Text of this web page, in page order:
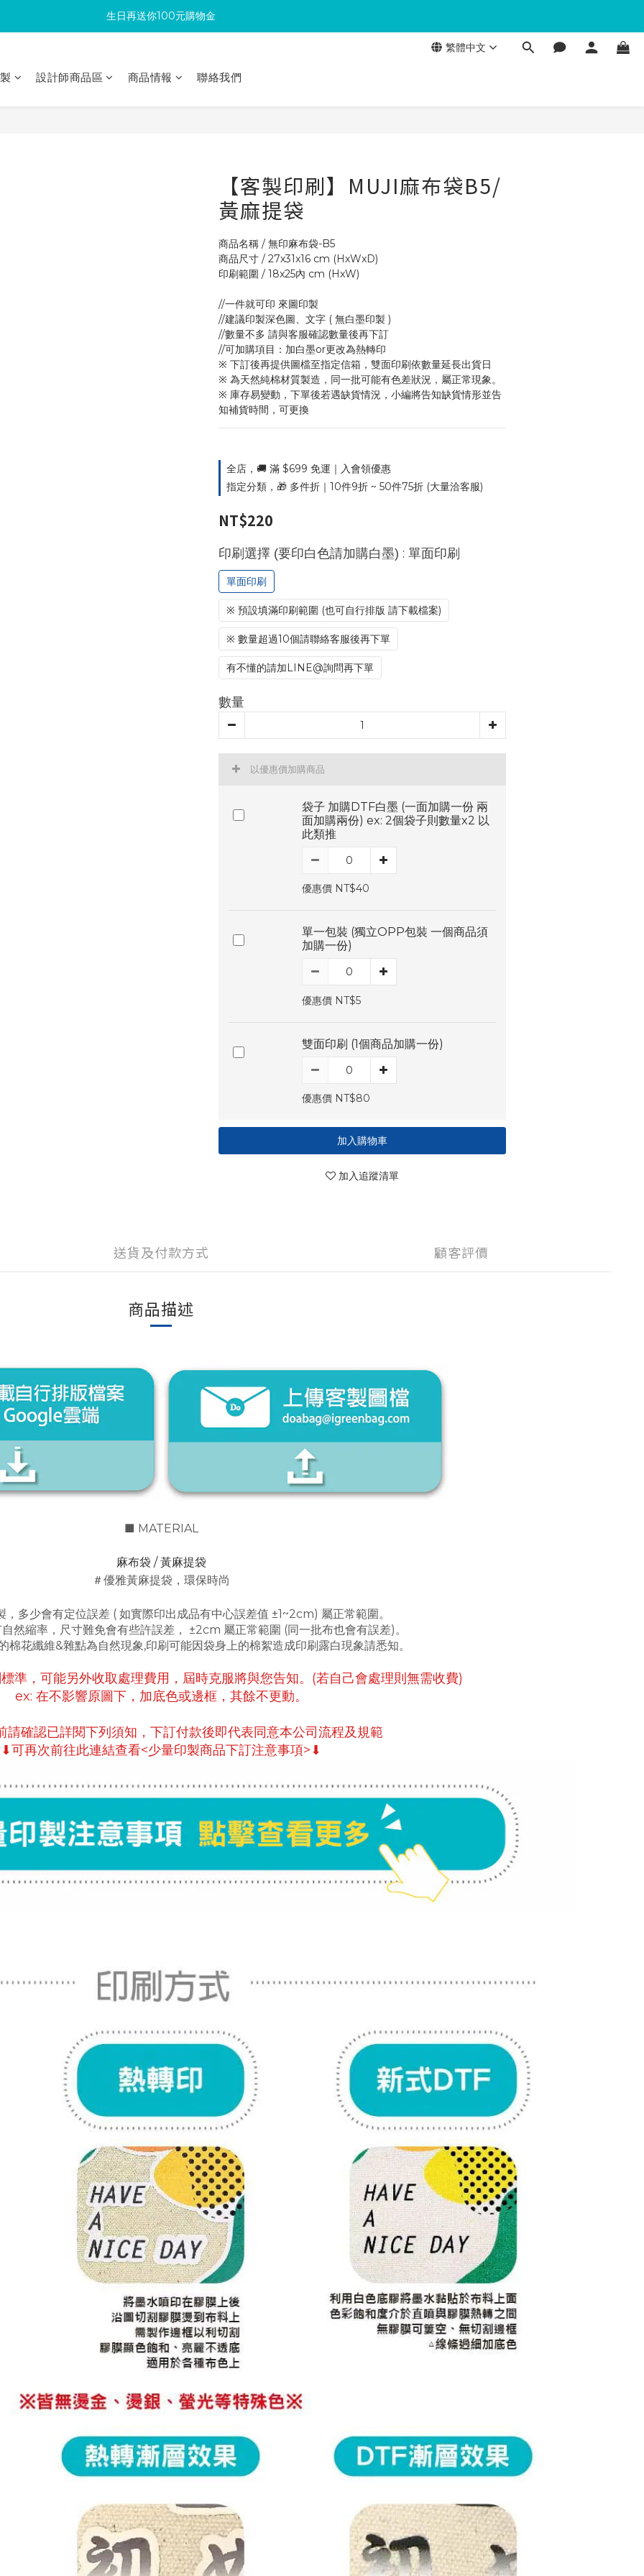
滿300回饋10%購物金
加入成為新會員 馬上領取50元購物金
繁體中文
設計師商品區 商品情報 聯絡我們
【客製印刷】MUJI麻布袋B5/
黃麻提袋
商品名稱 / 無印麻布袋-B5
商品尺寸 / 27x31x16 cm (HxWxD)
印刷範圍 / 18x25內 cm (HxW)
//一件就可印 來圖印製
//建議印製深色圖、文字 ( 無白墨印製 )
//數量不多 請與客服確認數量後再下訂
//可加購項目：加白墨or更改為熱轉印
※ 下訂後再提供圖檔至指定信箱，雙面印刷依數量延長出貨日
※ 為天然純棉材質製造，同一批可能有色差狀況，屬正常現象。
※ 庫存易變動，下單後若遇缺貨情況，小編將告知缺貨情形並告
知補貨時間，可更換
全店，🚚 滿 $699 免運｜入會領優惠
指定分類，🎁 多件折｜10件9折 ~ 50件75折 (大量洽客服)
NT$220
印刷選擇 (要印白色請加購白墨) : 單面印刷
單面印刷
※ 預設填滿印刷範圍 (也可自行排版 請下載檔案)
※ 數量超過10個請聯絡客服後再下單
有不懂的請加LINE@詢問再下單
數量
以優惠價加購商品
袋子 加購DTF白墨 (一面加購一份 兩
面加購兩份) ex: 2個袋子則數量x2 以
此類推
優惠價 NT$40
單一包裝 (獨立OPP包裝 一個商品須
加購一份)
優惠價 NT$5
雙面印刷 (1個商品加購一份)
優惠價 NT$80
加入購物車
加入追蹤清單
送貨及付款方式 顧客評價
商品描述
■ MATERIAL
麻布袋 / 黃麻提袋
＃優雅黃麻提袋 ，環保時尚
，多少會有定位誤差 ( 如實際印出成品有中心誤差值 ±1~2cm) 屬正常範圍。
然縮率，尺寸難免會有些許誤差， ±2cm 屬正常範圍 (同一批布也會有誤差)。
棉花纖維&雜點為自然現象,印刷可能因袋身上的棉絮造成印刷露白現象請悉知。
準，可能另外收取處理費用，屆時克服將與您告知。(若自己會處理則無需收費)
ex: 在不影響原圖下， 加底色或邊框， 其餘不更動。
請確認已詳閱下列須知，下訂付款後即代表同意本公司流程及規範
⬇可再次前往此連結查看<少量印製商品下訂注意事項>⬇